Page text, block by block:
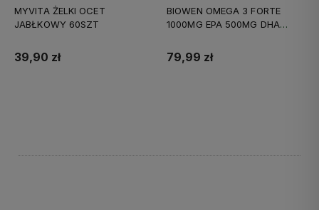
MYVITA ŻELKI OCET
JABŁKOWY 60SZT
39,90 zł
BIOWEN OMEGA 3 FORTE
1000MG EPA 500MG DHA
79,99 zł